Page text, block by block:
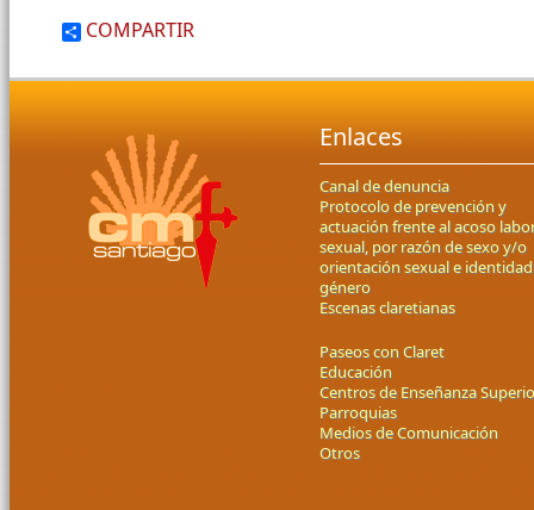
COMPARTIR
Enlaces
Canal de denuncia
Protocolo de prevención y
actuación frente al acoso
sexual, por razón de sexo y/o
orientación sexual e
género
Escenas claretianas
Paseos con Claret
Educación
Centros de Enseñanza
Parroquias
Medios de Comunicación
Otros